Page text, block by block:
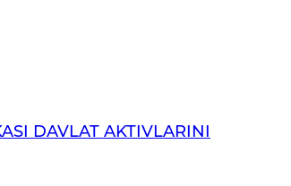
DAVLAT AKTIVLARINI